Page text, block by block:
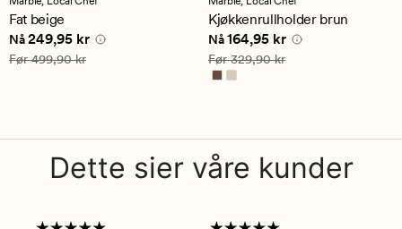
en
gjennomsnittlig
vurdering
på
5
Fat beige
Nåværende pris
Nå249,95 kr
Vanlig pris 499,90 kr
Før499,90 kr
en
gjennomsnittlig
vurdering
på
5
Kjøkkenrullholder brun
Nåværende pris
Nå164,95 kr
Vanlig pris 329,90 kr
Før329,90 kr
Dette sier våre kunder